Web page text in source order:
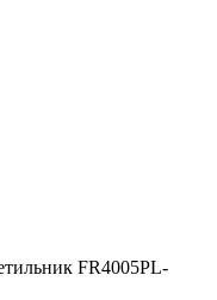
FR4005PL-